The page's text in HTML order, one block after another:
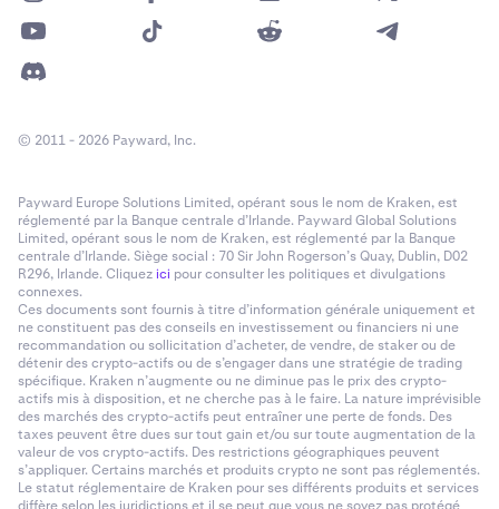
© 2011 - 2026 Payward, Inc.
Payward Europe Solutions Limited, opérant sous le nom de Kraken, est
réglementé par la Banque centrale d’Irlande. Payward Global Solutions
Limited, opérant sous le nom de Kraken, est réglementé par la Banque
centrale d’Irlande. Siège social : 70 Sir John Rogerson’s Quay, Dublin, D02
R296, Irlande. Cliquezici pour consulter les politiques et divulgations
connexes.
Ces documents sont fournis à titre d’information générale uniquement et
ne constituent pas des conseils en investissement ou financiers ni une
recommandation ou sollicitation d’acheter, de vendre, de staker ou de
détenir des crypto-actifs ou de s’engager dans une stratégie de trading
spécifique. Kraken n’augmente ou ne diminue pas le prix des crypto-
actifs mis à disposition, et ne cherche pas à le faire. La nature imprévisible
des marchés des crypto-actifs peut entraîner une perte de fonds. Des
taxes peuvent être dues sur tout gain et/ou sur toute augmentation de la
valeur de vos crypto-actifs. Des restrictions géographiques peuvent
s’appliquer. Certains marchés et produits crypto ne sont pas réglementés.
Le statut réglementaire de Kraken pour ses différents produits et services